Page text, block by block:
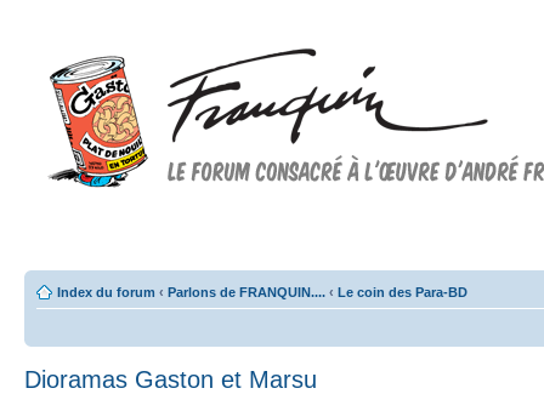
Index du forum ‹ Parlons de FRANQUIN.... ‹ Le coin des Para-BD
Dioramas Gaston et Marsu